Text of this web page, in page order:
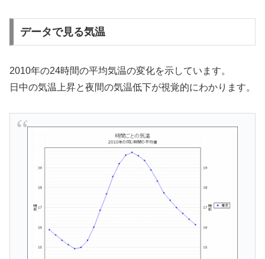
データで見る気温
2010年の24時間の平均気温の変化を示しています。
日中の気温上昇と夜間の気温低下が視覚的にわかります。